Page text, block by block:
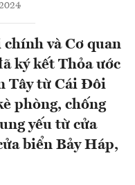
và Cơ quan
ký kết Thỏa ước
Tây từ Cái Đôi
phòng, chống
yếu từ cửa
biển Bảy Háp,